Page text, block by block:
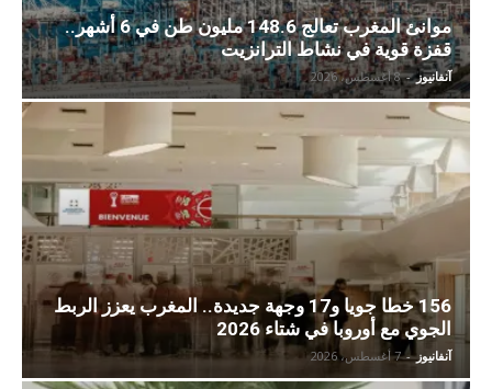
موانئ المغرب تعالج 148.6 مليون طن في 6 أشهر..
قفزة قوية في نشاط الترانزيت
آنفانيوز - 8 أغسطس، 2026
156 خطا جويا و17 وجهة جديدة.. المغرب يعزز الربط
الجوي مع أوروبا في شتاء 2026
آنفانيوز - 7 أغسطس، 2026